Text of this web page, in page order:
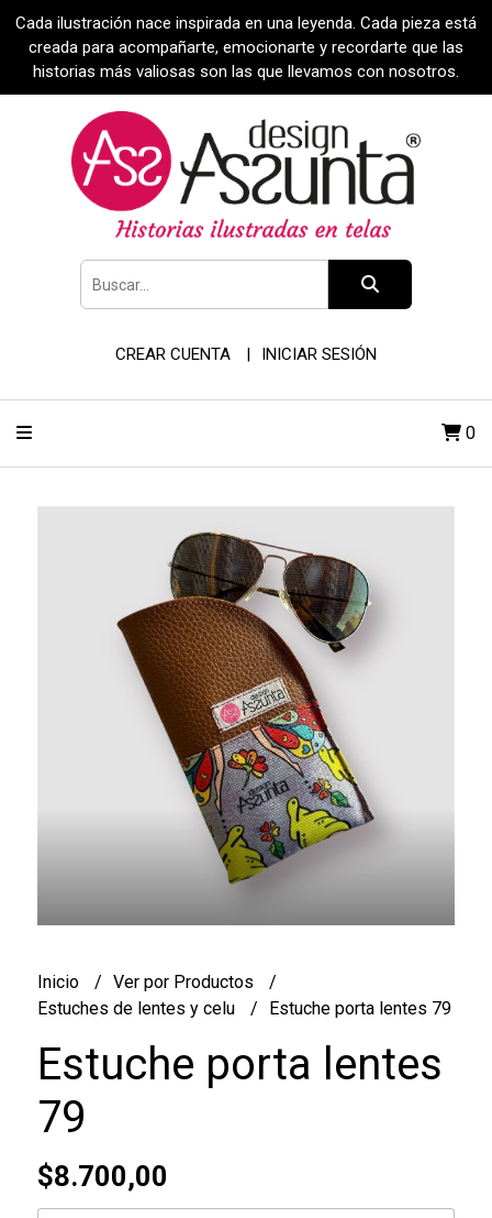
Cada ilustración nace inspirada en una leyenda. Cada pieza está
creada para acompañarte, emocionarte y recordarte que las
historias más valiosas son las que llevamos con nosotros.
CREAR CUENTA INICIAR SESIÓN
0
Inicio
Ver por Productos
Estuches de lentes y celu
Estuche porta lentes 79
Estuche porta lentes
79
$8.700,00